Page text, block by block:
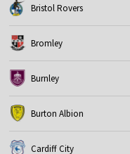
Bristol Rovers
Bromley
Burnley
Burton Albion
Cardiff City